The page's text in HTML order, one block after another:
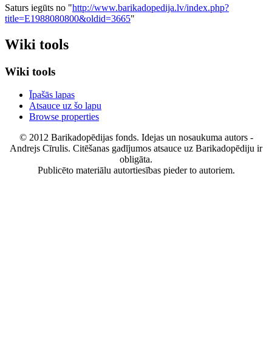
Saturs iegūts no "http://www.barikadopedija.lv/index.php?
title=E1988080800&oldid=3665"
Wiki tools
Wiki tools
Īpašās lapas
Atsauce uz šo lapu
Browse properties
© 2012 Barikadopēdijas fonds. Idejas un nosaukuma autors -
Andrejs Cīrulis. Citēšanas gadījumos atsauce uz Barikadopēdiju ir
obligāta.
Publicēto materiālu autortiesības pieder to autoriem.